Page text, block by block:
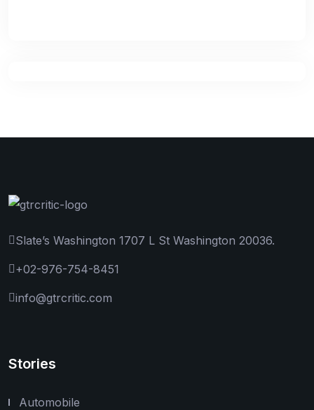
Slate’s Washington 1707 L St Washington 20036.
+02-976-754-8451
info@gtrcritic.com
Stories
Automobile